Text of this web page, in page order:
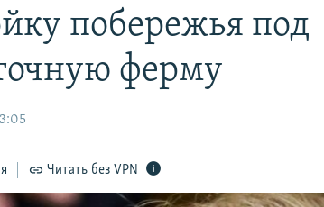
побережья под
ферму
Читать без VPN